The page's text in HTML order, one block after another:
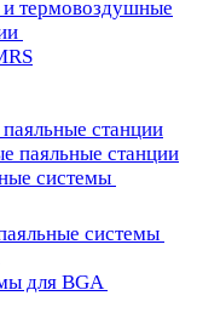
термовоздушные
станции
паяльные станции
системы
системы
для BGA